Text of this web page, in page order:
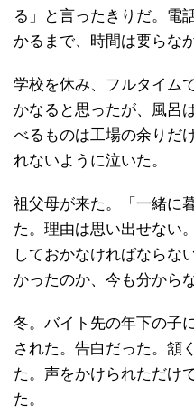
る」と言ったきりだ。電
かるまで、時間は要らな
学校を休み、フルタイム
かなると思ったが、風呂
べるものは工場の余りだ
れないように泣いた。
祖父母が来た。「一緒に
た。理由は思い出せない
しておかなければならな
かったのか、今も分からな
冬。バイト先の年下の子
された。告白だった。頷
た。声をかけられただけ
た。